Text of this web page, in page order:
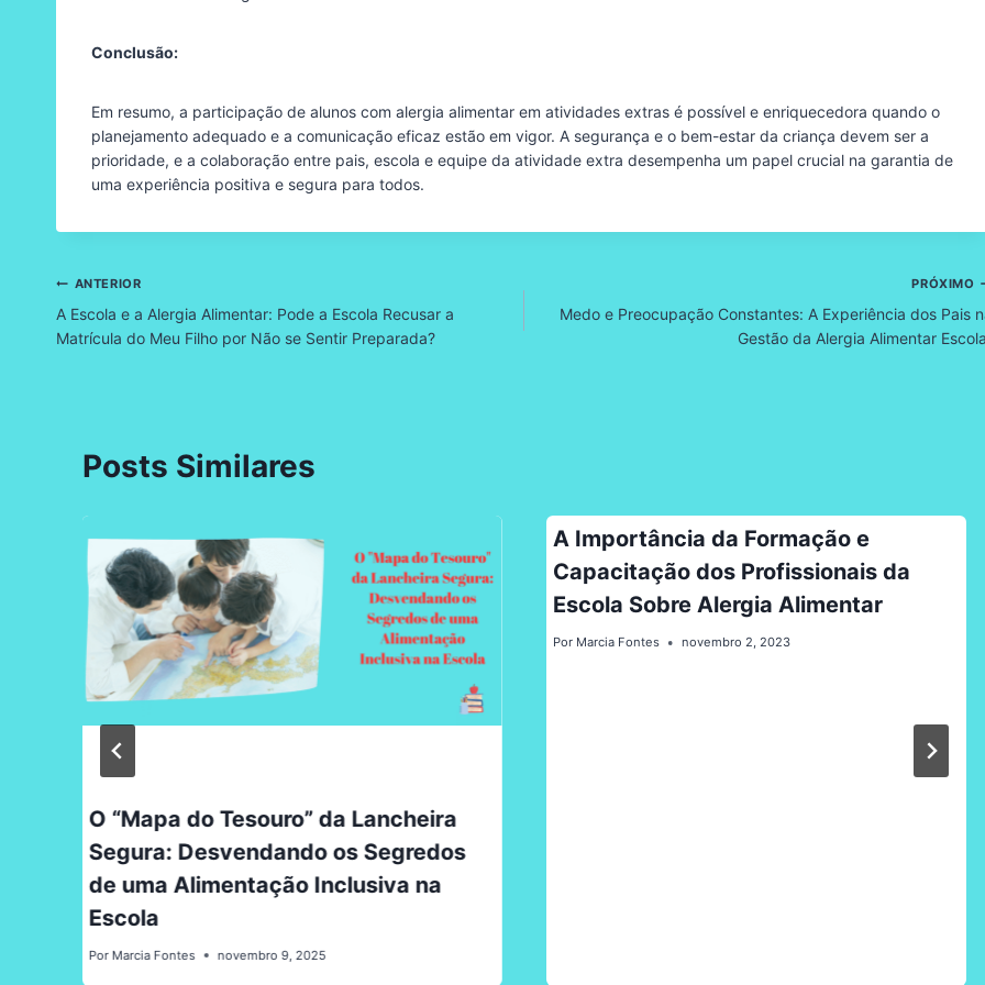
Conclusão:
Em resumo, a participação de alunos com alergia alimentar em atividades extras é possível e enriquecedora quando o
planejamento adequado e a comunicação eficaz estão em vigor. A segurança e o bem-estar da criança devem ser a
prioridade, e a colaboração entre pais, escola e equipe da atividade extra desempenha um papel crucial na garantia de
uma experiência positiva e segura para todos.
Navegação
de
ANTERIOR
A Escola e a Alergia Alimentar: Pode a Escola Recusar a
Matrícula do Meu Filho por Não se Sentir Preparada?
PRÓXIMO
Medo e Preocupação Constantes: A Experiência dos Pais
Gestão da Alergia Alimentar
Posts Similares
O “Mapa do Tesouro” da Lancheira
Segura: Desvendando os Segredos
de uma Alimentação Inclusiva na
Escola
Por Marcia Fontes novembro 9, 2025
A Importância da Formação e
Capacitação dos Profissionais da
Escola Sobre Alergia Alimentar
Por Marcia Fontes novembro 2, 2023